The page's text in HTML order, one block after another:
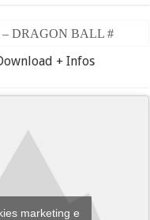
BALL #News
+ Infos
marketing e